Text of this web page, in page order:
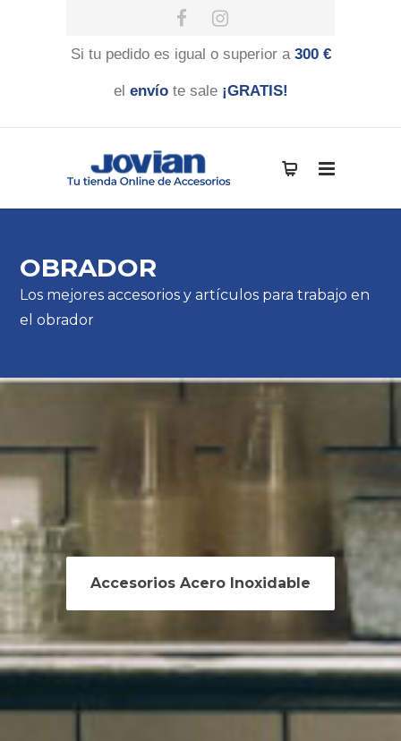
Si tu pedido es igual o superior a300 €
el envíote sale ¡GRATIS!
OBRADOR
Los mejores accesorios y artículos para trabajo en
el obrador
Accesorios Acero Inoxidable